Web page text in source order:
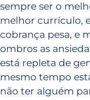
sempre ser o
melhor currículo,
cobrança pesa, e
ombros as
está repleta de
mesmo tempo
não ter alguém